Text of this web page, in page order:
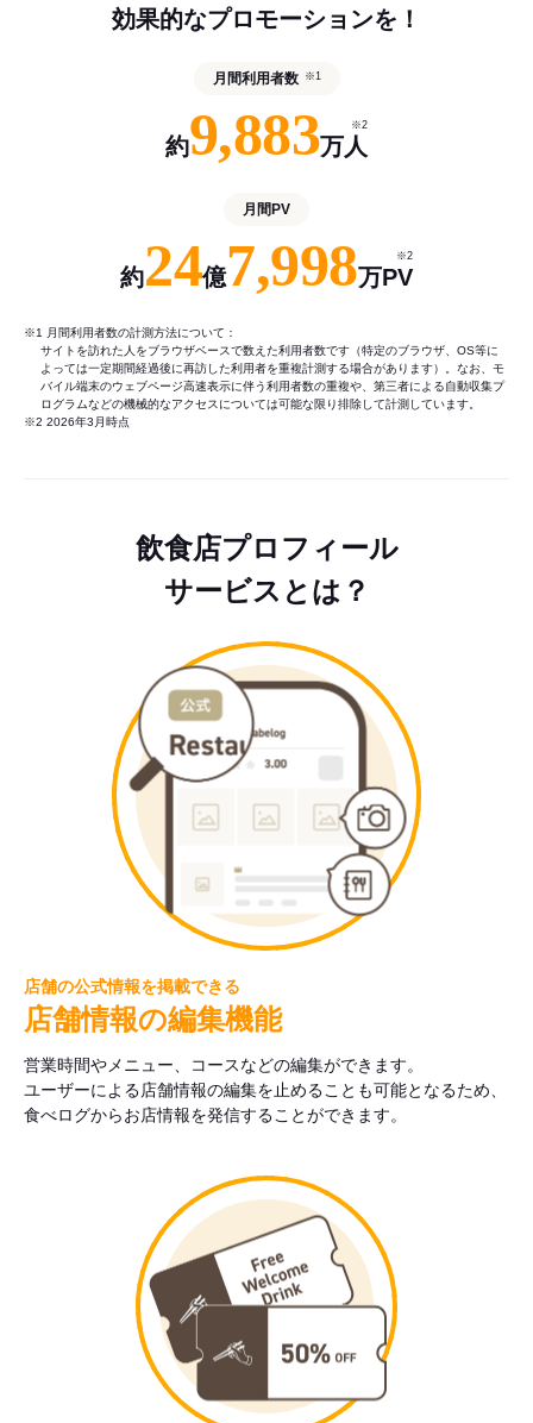
効果的なプロモーションを！
月間利用者数 ※1
約9,883万人
※2
月間PV
約24億7,998万PV
※2
※1 月間利用者数の計測方法について：
サイトを訪れた人をブラウザベースで数えた利用者数です（特定のブラウザ、OS等に
よっては一定期間経過後に再訪した利用者を重複計測する場合があります）。なお、モ
バイル端末のウェブページ高速表示に伴う利用者数の重複や、第三者による自動収集プ
ログラムなどの機械的なアクセスについては可能な限り排除して計測しています。
※2 2026年3月時点
飲食店プロフィール
サービスとは？
店舗の公式情報を掲載できる
店舗情報の編集機能
営業時間やメニュー、コースなどの編集ができます。
ユーザーによる店舗情報の編集を止めることも可能となるため、
食べログからお店情報を発信することができます。